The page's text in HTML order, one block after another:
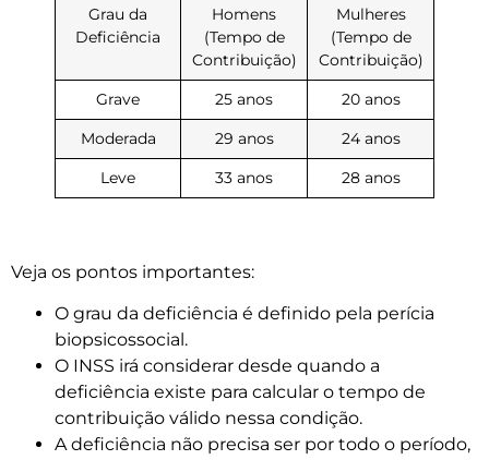
Grau da
Deficiência
Homens
(Tempo de
Contribuição)
Mulheres
(Tempo de
Contribuição)
Grave
25 anos
20 anos
Moderada
29 anos
24 anos
Leve
33 anos 28 anos
Veja os pontos importantes:
O grau da deficiência é definido pela perícia
biopsicossocial.
O INSS irá considerar desde quando a
deficiência existe para calcular o tempo de
contribuição válido nessa condição.
A deficiência não precisa ser por todo o período,